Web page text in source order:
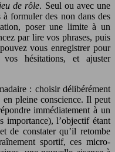
jeu de rôle. Seul ou avec une
formuler des non dans des
poser une limite à un
par lire vos phrases, puis
vous enregistrer pour
hésitations, et ajuster
: choisir délibérément
pleine conscience. Il peut
immédiatement à un
importance), l’objectif étant
de constater qu’il retombe
sportif, ces micro-